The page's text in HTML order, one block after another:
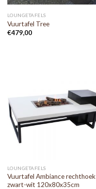
LOUNGETAFELS
Vuurtafel Tree
€479,00
LOUNGETAFELS
Vuurtafel Ambiance rechthoek
zwart-wit 120x80x35cm